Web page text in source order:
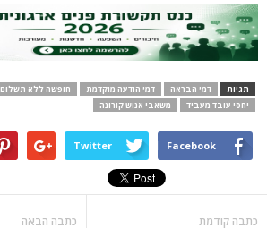
תגיות דמי הבראה דמי הודעה מוקדמת חופשה ללא תשלום
יחסי עובד מעביד
משאבי אנוש קורונה
Facebook
Twitter
כתבה קודמת כתבה הבאה